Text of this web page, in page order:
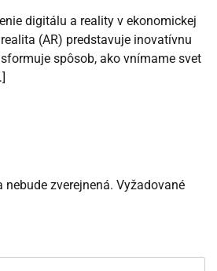
digitálu a reality v ekonomickej
(AR) predstavuje inovatívnu
spôsob, ako vnímame svet
nebude zverejnená. Vyžadované